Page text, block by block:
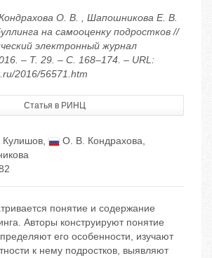
О. В. , Шапошникова Е. В.
на самооценку подростков //
электронный журнал
– Т. 29. – С. 168–174. – URL:
2016/56571.htm
Статья в РИНЦ
Кулишов, О. В. Кондрахова,
понятие и содержание
Авторы конструируют понятие
его особенности, изучают
к нему подростков, выявляют